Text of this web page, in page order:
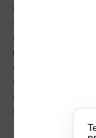
Branduri partenere
Suport dedicat si
BLOG – Promo
Certificari si
Cariere la Update
CATALOAGE
Contactează-ne